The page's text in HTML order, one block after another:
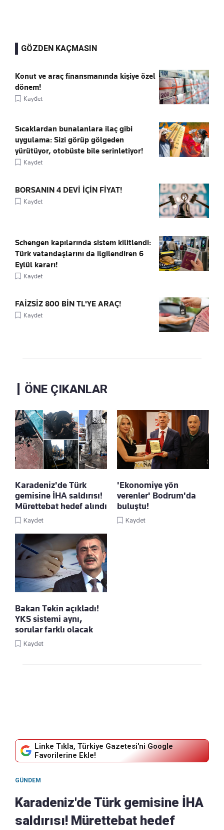
GÖZDEN KAÇMASIN
Konut ve araç finansmanında kişiye özel
dönem!
Kaydet
Sıcaklardan bunalanlara ilaç gibi
uygulama: Sizi görüp gölgeden
yürütüyor, otobüste bile serinletiyor!
Kaydet
BORSANIN 4 DEVİ İÇİN FİYAT!
Kaydet
Schengen kapılarında sistem kilitlendi:
Türk vatandaşlarını da ilgilendiren 6
Eylül kararı!
Kaydet
FAİZSİZ 800 BİN TL'YE ARAÇ!
Kaydet
ÖNE ÇIKANLAR
Karadeniz'de Türk
gemisine İHA saldırısı!
Mürettebat hedef alındı
Kaydet
'Ekonomiye yön
verenler' Bodrum'da
buluştu!
Kaydet
Bakan Tekin açıkladı!
YKS sistemi aynı,
sorular farklı olacak
Kaydet
Linke Tıkla, Türkiye Gazetesi'ni Google
Favorilerine Ekle!
GÜNDEM
Karadeniz'de Türk gemisine İHA
saldırısı! Mürettebat hedef